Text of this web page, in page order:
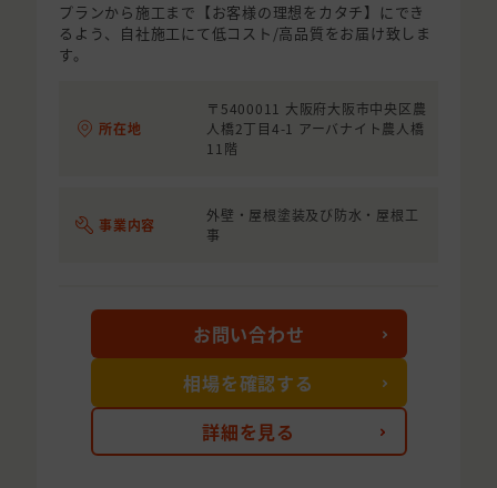
プランから施工まで【お客様の理想をカタチ】にでき
るよう、自社施工にて低コスト/高品質をお届け致しま
す。
所在地
〒5400011 大阪府大阪市中央区農
人橋2丁目4-1 アーバナイト農人橋
11階
事業内容
外壁・屋根塗装及び防水・屋根工
事
詳細を見る
お問い合わせ
相場を確認する